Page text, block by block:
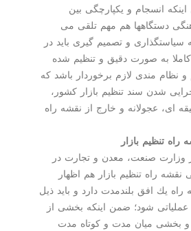
و یكپارچگی بین
هم مهم تلقی می
و تصمیم گیری باید در
صورت دقیق و تنظیم شده
لازم برخوردار باشد كه
سند تنظیم بازار كشور،
و خارج از نقشه راه
بازار
صنعت، معدن و تجارت در
تنظیم بازار هم اظهار
بلندمدت دارد و باید ذیل
شود؛ ضمن اینكه بخشی از
میان مدت و كوتاه مدت